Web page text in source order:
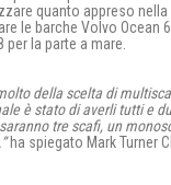
quanto appreso nella
le barche Volvo Ocean
per la parte a mare.
della scelta di
è stato di averli tutti e
tre scafi, un
ha spiegato Mark Turner